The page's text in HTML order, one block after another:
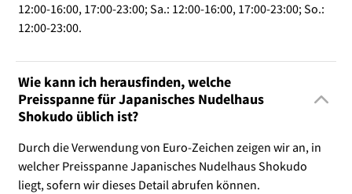
12:00-16:00, 17:00-23:00; Sa.: 12:00-16:00, 17:00-23:00; So.:
12:00-23:00.
Wie kann ich herausfinden, welche
Preisspanne für Japanisches Nudelhaus
Shokudo üblich ist?
Durch die Verwendung von Euro-Zeichen zeigen wir an, in
welcher Preisspanne Japanisches Nudelhaus Shokudo
liegt, sofern wir dieses Detail abrufen können.